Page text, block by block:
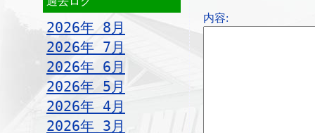
2026年 8月
2026年 7月
2026年 6月
2026年 5月
2026年 4月
2026年 3月
内容: